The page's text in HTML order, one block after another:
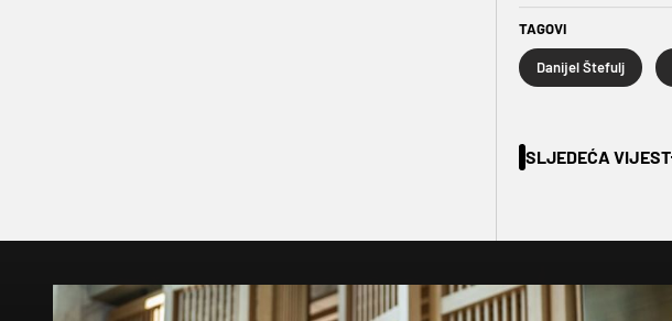
TAGOVI
Danijel Štefulj
SLJEDEĆA VIJEST